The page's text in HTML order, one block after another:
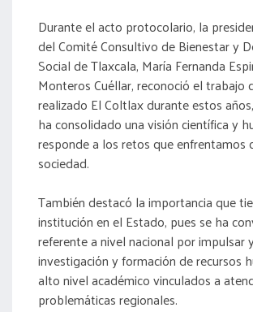
Durante el acto protocolario, la
del Comité Consultivo de Bienestar y
Social de Tlaxcala, María Fernanda
Monteros Cuéllar, reconoció el trabajo
realizado El Coltlax durante estos
ha consolidado una visión científica y
responde a los retos que enfrentamos
sociedad.
También destacó la importancia que
institución en el Estado, pues se ha
referente a nivel nacional por impulsar
investigación y formación de recursos
alto nivel académico vinculados a
problemáticas regionales.